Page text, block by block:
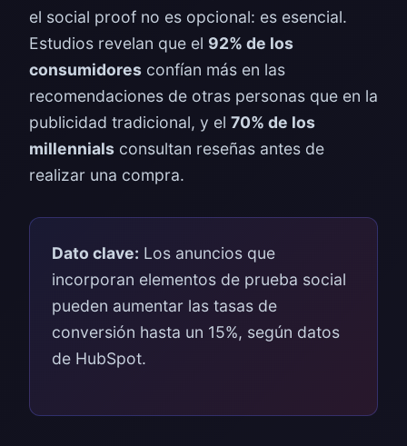
el social proof no es opcional: es esencial.
Estudios revelan que el 92% de los
consumidores confían más en las
recomendaciones de otras personas que en la
publicidad tradicional, y el 70% de los
millennials consultan reseñas antes de
realizar una compra.
Dato clave: Los anuncios que
incorporan elementos de prueba social
pueden aumentar las tasas de
conversión hasta un 15%, según datos
de HubSpot.